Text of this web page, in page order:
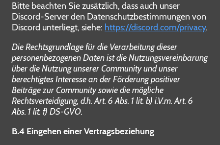
Bitte beachten Sie zusätzlich, dass auch unser
Discord-Server den Datenschutzbestimmungen von
Discord unterliegt, siehe: https://discord.com/privacy.
Die Rechtsgrundlage für die Verarbeitung dieser
personenbezogenen Daten ist die Nutzungsvereinbarung
über die Nutzung unserer Community und unser
berechtigtes Interesse an der Förderung positiver
Beiträge zur Community sowie die mögliche
Rechtsverteidigung, d.h. Art. 6 Abs. 1 lit. b) i.V.m. Art. 6
Abs. 1 lit. f) DS-GVO.
B.4 Eingehen einer Vertragsbeziehung